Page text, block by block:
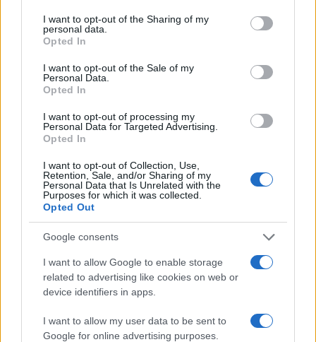
not limited to your visit or usage behaviour. You may click to
grant or deny consent to Google and its third-party tags to
use your data for below specified purposes in below Google
consent section.
I want to opt-out of the Sharing of my
personal data.
Opted In
I want to opt-out of the Sale of my
Personal Data.
Opted In
I want to opt-out of processing my
Personal Data for Targeted Advertising.
Opted In
I want to opt-out of Collection, Use,
Retention, Sale, and/or Sharing of my
Personal Data that Is Unrelated with the
Purposes for which it was collected.
Opted Out
Google consents
I want to allow Google to enable storage
related to advertising like cookies on web or
device identifiers in apps.
I want to allow my user data to be sent to
Google for online advertising purposes.
da Google News
Condividi l'articolo
F
a
ce
b
o
o
k
T
w
it
te
r
Pi
n
te
re
st
W
h
at
s
A
p
p
S
h
a
re
NOTIZIE RECENTI
Incidente sulla strada provinciale ad Arzachena,